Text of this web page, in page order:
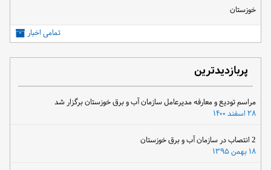
خوزستان
تمامی اخبار
پربازدیدترین
مراسم تودیع و معارفه مدیرعامل سازمان آب و برق خوزستان برگزار شد
۲۸ اسفند ۱۴۰۰
۱۸ بهمن ۱۳۹۵